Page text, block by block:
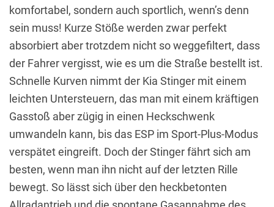
komfortabel, sondern auch sportlich, wenn’s denn
sein muss! Kurze Stöße werden zwar perfekt
absorbiert aber trotzdem nicht so weggefiltert, dass
der Fahrer vergisst, wie es um die Straße bestellt ist.
Schnelle Kurven nimmt der Kia Stinger mit einem
leichten Untersteuern, das man mit einem kräftigen
Gasstoß aber zügig in einen Heckschwenk
umwandeln kann, bis das ESP im Sport-Plus-Modus
verspätet eingreift. Doch der Stinger fährt sich am
besten, wenn man ihn nicht auf der letzten Rille
bewegt. So lässt sich über den heckbetonten